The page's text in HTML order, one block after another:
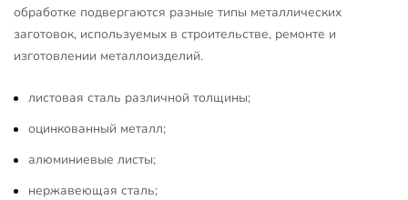
обработке подвергаются разные типы металлических
заготовок, используемых в строительстве, ремонте и
изготовлении металлоизделий.
листовая сталь различной толщины;
оцинкованный металл;
алюминиевые листы;
нержавеющая сталь;